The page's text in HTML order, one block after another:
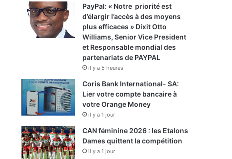
PayPal: « Notre priorité est
d’élargir l’accès à des moyens
plus efficaces » Dixit Otto
Williams, Senior Vice President
et Responsable mondial des
partenariats de PAYPAL
il y a 5 heures
Coris Bank International- SA:
Lier votre compte bancaire à
votre Orange Money
il y a 1 jour
CAN féminine 2026 : les Etalons
Dames quittent la compétition
il y a 1 jour